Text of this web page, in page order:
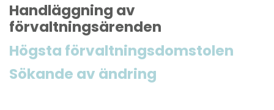
Handläggning av
förvaltningsärenden
Högsta förvaltningsdomstolen
Sökande av ändring